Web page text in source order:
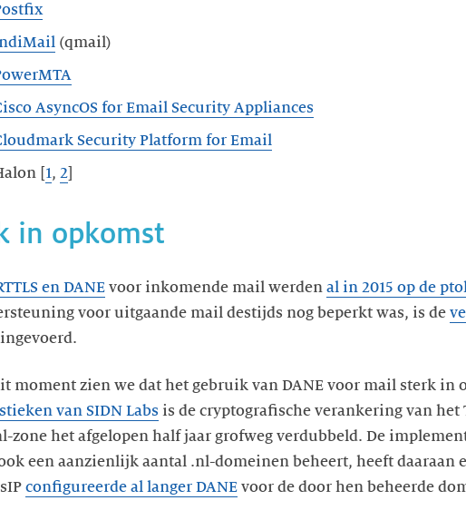
(qmail)
AsyncOS for Email Security Appliances
Security Platform for Email
[ 1, 2
in opkomst
en DANE voor inkomende mail werden al in 2015 op de
voor uitgaande mail destijds nog beperkt was, is de
moment zien we dat het gebruik van DANE voor mail sterk in
van SIDN Labs is de cryptografische verankering van het
zone het afgelopen half jaar grofweg verdubbeld. De
een aanzienlijk aantal .nl-domeinen beheert, heeft daaraan
configureerde al langer DANE voor de door hen beheerde